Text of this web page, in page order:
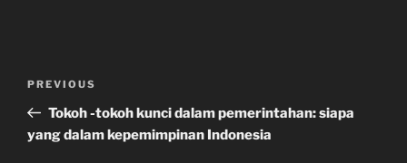
Previous
Post
PREVIOUS
Tokoh -tokoh kunci dalam pemerintahan: siapa
yang dalam kepemimpinan Indonesia